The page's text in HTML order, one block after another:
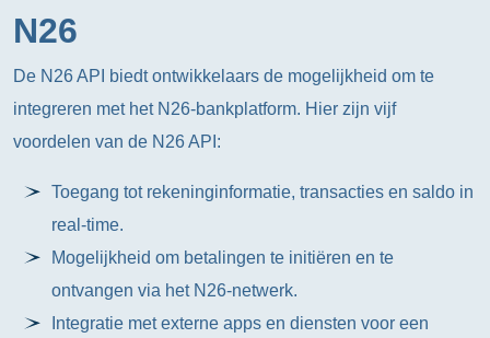
N26
De N26 API biedt ontwikkelaars de mogelijkheid om te
integreren met het N26-bankplatform. Hier zijn vijf
voordelen van de N26 API:
Toegang tot rekeninginformatie, transacties en saldo in
real-time.
Mogelijkheid om betalingen te initiëren en te
ontvangen via het N26-netwerk.
Integratie met externe apps en diensten voor een